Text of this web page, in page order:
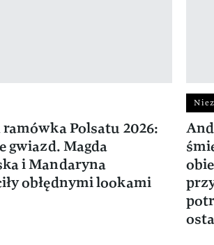
ramówka Polsatu 2026:
gwiazd. Magda
i Mandaryna
obłędnymi lookami